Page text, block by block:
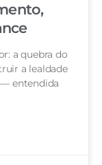
a quebra do
a lealdade
entendida